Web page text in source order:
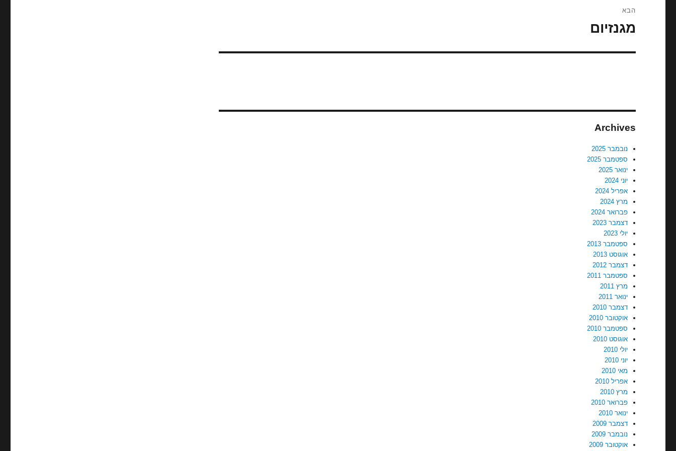
הבא
הפוסט
מגנזיום
Archives
נובמבר 2025
ספטמבר 2025
ינואר 2025
יוני 2024
אפריל 2024
מרץ 2024
פברואר 2024
דצמבר 2023
יולי 2023
ספטמבר 2013
אוגוסט 2013
דצמבר 2012
ספטמבר 2011
מרץ 2011
ינואר 2011
דצמבר 2010
אוקטובר 2010
ספטמבר 2010
אוגוסט 2010
יולי 2010
יוני 2010
מאי 2010
אפריל 2010
מרץ 2010
פברואר 2010
ינואר 2010
דצמבר 2009
נובמבר 2009
אוקטובר 2009